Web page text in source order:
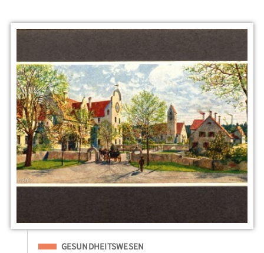
Eingeordnet unter
GESUNDHEITSWESEN